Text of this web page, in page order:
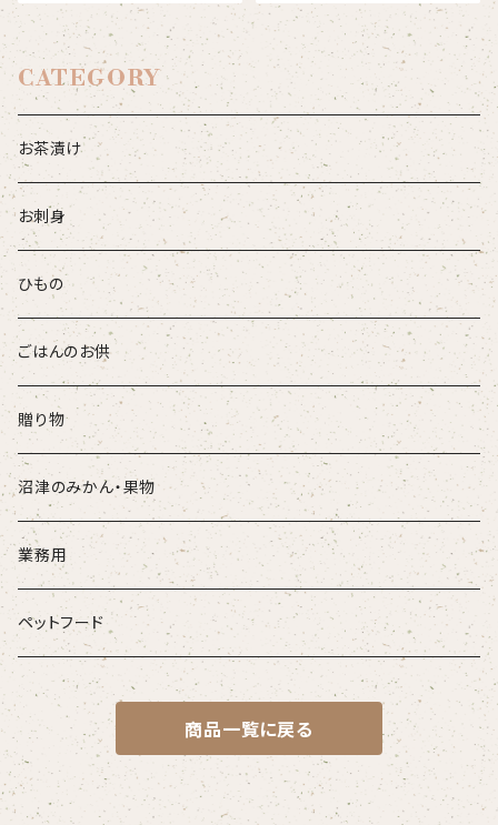
CATEGORY
お茶漬け
お刺身
ひもの
ごはんのお供
贈り物
沼津のみかん・果物
業務用
ペットフード
商品一覧に戻る